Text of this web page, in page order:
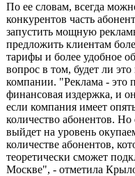
По ее словам, всегда
конкурентов часть
запустить мощную
предложить клиентам
тарифы и более удобное
вопрос в том, будет ли
компании. "Реклама - это
финансовая издержка, и
если компания имеет
количество абонентов. Но
выйдет на уровень
количестве абонентов,
теоретически сможет
Москве", - отметила